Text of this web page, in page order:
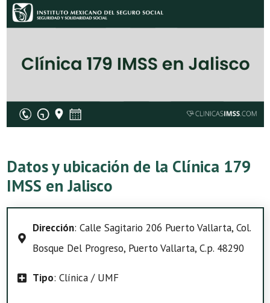
Datos y ubicación de la Clínica 179
IMSS en Jalisco
Dirección: Calle Sagitario 206 Puerto Vallarta, Col.
Bosque Del Progreso, Puerto Vallarta, C.p. 48290
Tipo: Clínica / UMF